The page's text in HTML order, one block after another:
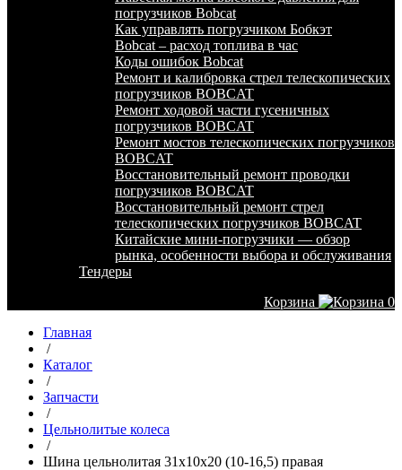
погрузчиков Bobcat
Как управлять погрузчиком Бобкэт
Bobcat – расход топлива в час
Коды ошибок Bobcat
Ремонт и калибровка стрел телескопических
погрузчиков BOBCAT
Ремонт ходовой части гусеничных
погрузчиков BOBCAT
Ремонт мостов телескопических погрузчиков
BOBCAT
Восстановительный ремонт проводки
погрузчиков BOBCAT
Восстановительный ремонт стрел
телескопических погрузчиков BOBCAT
Китайские мини-погрузчики — обзор
рынка, особенности выбора и обслуживания
Тендеры
Корзина
0
Главная
/
Каталог
/
Запчасти
/
Цельнолитые колеса
/
Шина цельнолитая 31х10х20 (10-16,5) правая